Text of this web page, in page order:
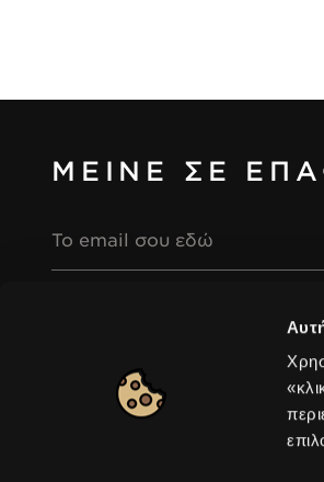
ΜΕΙΝΕ ΣΕ
Email
προσωπικών μου δεδομένων
Europe|Αλλαγή